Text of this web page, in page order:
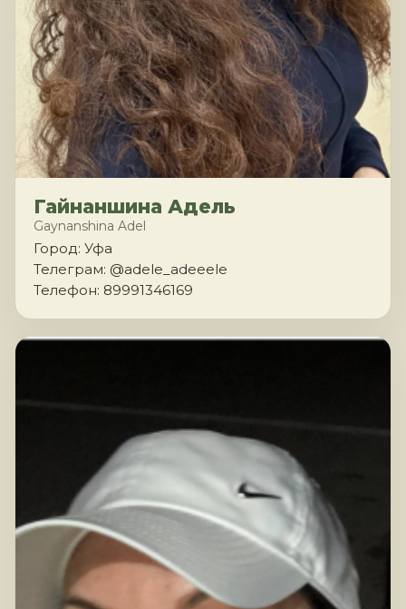
Гайнаншина Адель
Gaynanshina Adel
Город: Уфа
Телеграм: @adele_adeeele
Телефон: 89991346169